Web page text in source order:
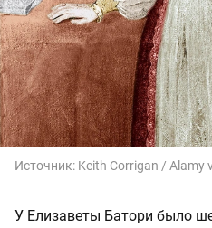
Источник: Keith Corrigan / Alamy
У Елизаветы Батори было